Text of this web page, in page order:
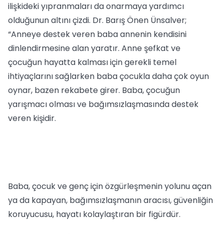
ilişkideki yıpranmaları da onarmaya yardımcı
olduğunun altını çizdi. Dr. Barış Önen Ünsalver;
“Anneye destek veren baba annenin kendisini
dinlendirmesine alan yaratır. Anne şefkat ve
çocuğun hayatta kalması için gerekli temel
ihtiyaçlarını sağlarken baba çocukla daha çok oyun
oynar, bazen rekabete girer. Baba, çocuğun
yarışmacı olması ve bağımsızlaşmasında destek
veren kişidir.
Baba, çocuk ve genç için özgürleşmenin yolunu açan
ya da kapayan, bağımsızlaşmanın aracısı, güvenliğin
koruyucusu, hayatı kolaylaştıran bir figürdür.